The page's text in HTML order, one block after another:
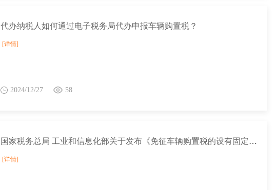
代办纳税人如何通过电子税务局代办申报车辆购置税？
[详情]
2024/12/27 58
国家税务总局 工业和信息化部关于发布《免征车辆购置税的设有固定装置的非运输专用作业车辆目录》（第八批）的公告
[详情]